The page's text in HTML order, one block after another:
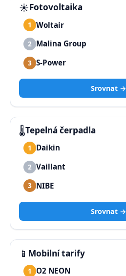
☀️Fotovoltaika
1 Woltair
2 Malina Group
3 S-Power
Srovnat →
🌡️Tepelná čerpadla
1 Daikin
2 Vaillant
3 NIBE
Srovnat →
📱 Mobilní tarify
1 O2 NEON